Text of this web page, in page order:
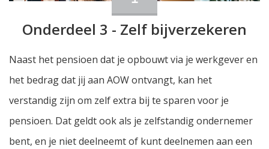
Onderdeel 3 - Zelf bijverzekeren
Naast het pensioen dat je opbouwt via je werkgever en
het bedrag dat jij aan AOW ontvangt, kan het
verstandig zijn om zelf extra bij te sparen voor je
pensioen. Dat geldt ook als je zelfstandig ondernemer
bent, en je niet deelneemt of kunt deelnemen aan een